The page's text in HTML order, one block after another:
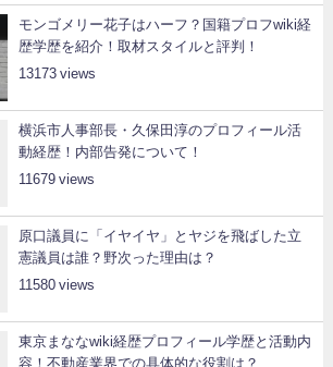
モンゴメリー花子はハーフ？国籍プロフwiki経
歴学歴を紹介！取材スタイルと評判！
13173
横浜市人事部長・久保田淳のプロフィール活
動経歴！内部告発について！
11679
原口議員に「イヤイヤ」とヤジを飛ばした立
憲議員は誰？野次った理由は？
11580
東京まななwiki経歴プロフィール学歴と活動内
容！不動産業界での具体的な役割は？